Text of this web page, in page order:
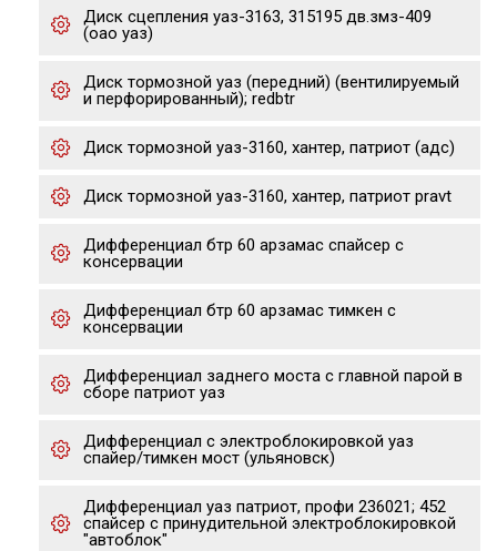
Диск сцепления уаз-3163, 315195 дв.змз-409
(оао уаз)
Диск тормозной уаз (передний) (вентилируемый
и перфорированный); redbtr
Диск тормозной уаз-3160, хантер, патриот (адс)
Диск тормозной уаз-3160, хантер, патриот pravt
Дифференциал бтр 60 арзамас спайсер с
консервации
Дифференциал бтр 60 арзамас тимкен с
консервации
Дифференциал заднего моста с главной парой в
сборе патриот уаз
Дифференциал с электроблокировкой уаз
спайер/тимкен мост (ульяновск)
Дифференциал уаз патриот, профи 236021; 452
спайсер с принудительной электроблокировкой
"автоблок"